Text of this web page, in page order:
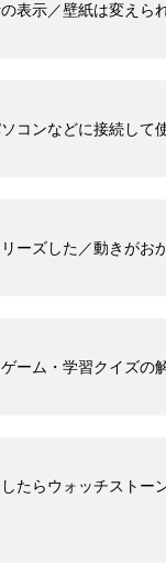
表示／壁紙は変えら
コンなどに接続して
ーズした／動きがお
ーム・学習クイズの
たらウォッチストー